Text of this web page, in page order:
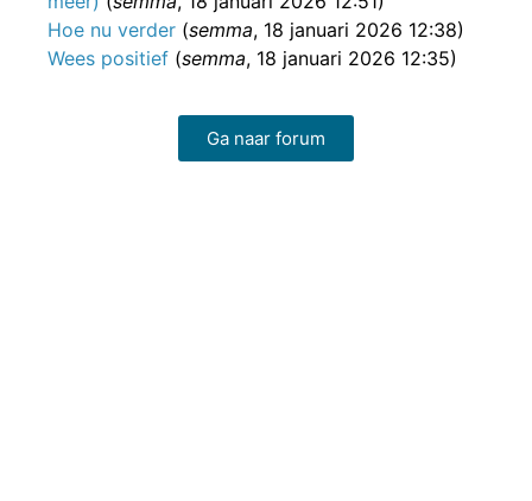
Hoe nu verder (semma, 18 januari 2026 12:38)
Wees positief (semma, 18 januari 2026 12:35)
Ga naar forum